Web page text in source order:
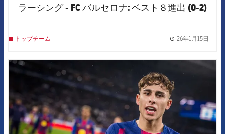
ラーシング - FC バルセロナ: ベスト８進出 (0-2)
トップチーム 26年1月15日
FCB Barcelona badge